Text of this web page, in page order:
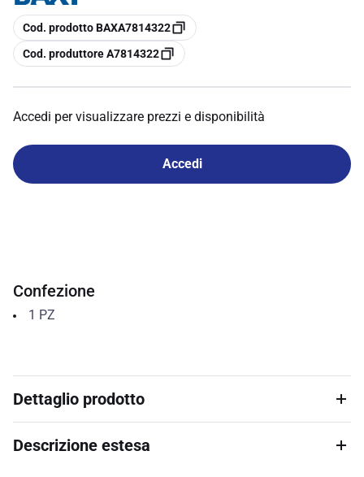
copia
Cod. prodotto BAXA7814322
copia
Cod. produttore A7814322
Accedi per visualizzare prezzi e disponibilità
Accedi
Confezione
1 PZ
Dettaglio prodotto
Descrizione estesa